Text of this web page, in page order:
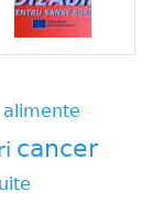
alimente
cancer